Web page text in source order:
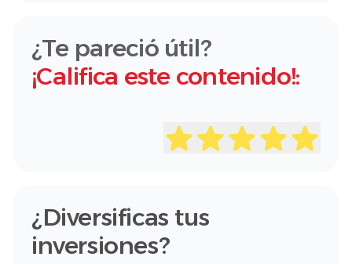
¿Te pareció útil?
¡Califica este contenido!:
¿Diversificas tus
inversiones?